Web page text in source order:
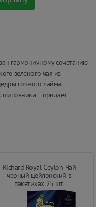
гармоничному сочетанию
зеленого чая из
сочного лайма.
– придает
Richard Royal Ceylon Чай
черный цейлонский в
пакетиках 25 шт.